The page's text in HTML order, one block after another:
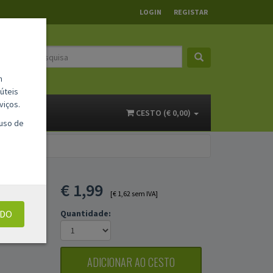
LOGIN REGISTAR
CESTO (€ 0,00)
€ 1,99 [€ 1,62 sem IVA]
Quantidade:
ADICIONAR AO CESTO
de